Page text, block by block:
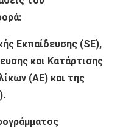
Εκπαίδευσης (SΕ),
και Κατάρτισης
(ΑΕ) και της